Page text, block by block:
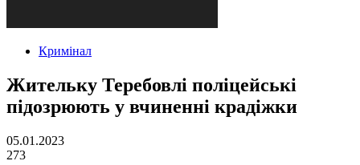
Кримінал
Жительку Теребовлі поліцейські
підозрюють у вчиненні крадіжки
05.01.2023
273